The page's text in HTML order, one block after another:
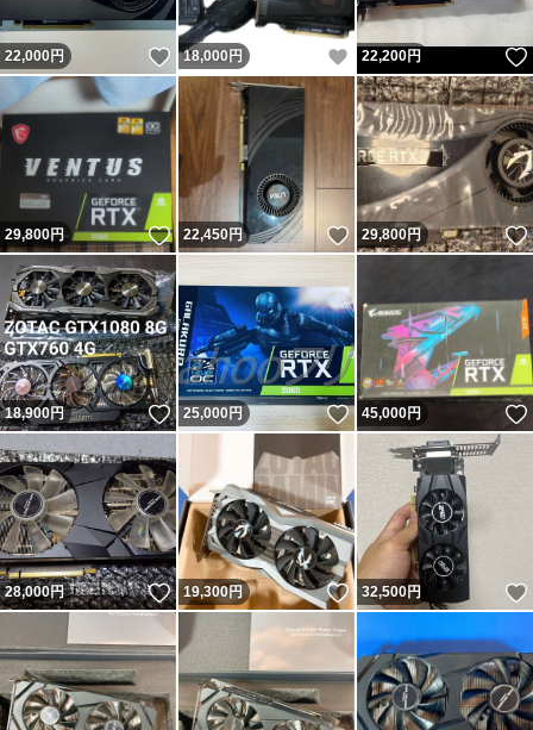
22,000円 いいね！
18,000 円 いいね！
22,200円
29,800円 いいね！
22,450円 いいね！
29,800円
18,900円 いいね！
25,000円 いいね！
45,000円
28,000円 いいね！
19,300円 いいね！
32,500円